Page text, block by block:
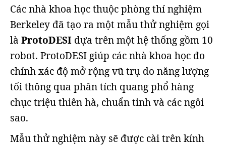
Các nhà khoa học thuộc phòng thí nghiệm
Berkeley đã tạo ra một mẫu thử nghiệm gọi
là ProtoDESI dựa trên một hệ thống gồm 10
robot. ProtoDESI giúp các nhà khoa học đo
chính xác độ mở rộng vũ trụ do năng lượng
tối thông qua phân tích quang phổ hàng
chục triệu thiên hà, chuẩn tinh và các ngôi
sao.
Mẫu thử nghiệm này sẽ được cài trên kính